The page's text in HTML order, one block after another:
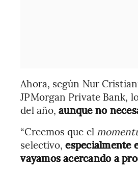
Ahora, según Nur
JPMorgan Private Bank,
del año,aunque no
“Creemos que el
selectivo,especialmente
vayamos acercando a